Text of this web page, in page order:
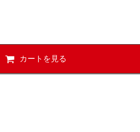
カートを見る